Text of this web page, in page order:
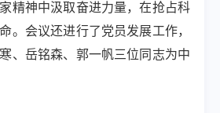
精神中汲取奋进力量，在抢占科
。会议还进行了党员发展工作，
、岳铭森、郭一帆三位同志为中